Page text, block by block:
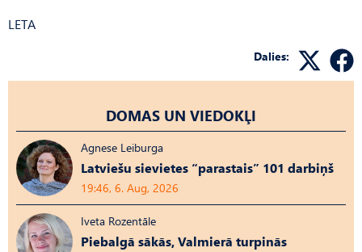
LETA
Dalies:
DOMAS UN VIEDOKĻI
Agnese Leiburga
Latviešu sievietes “parastais” 101 darbiņš
19:46, 6. Aug, 2026
Iveta Rozentāle
Piebalgā sākās, Valmierā turpinās